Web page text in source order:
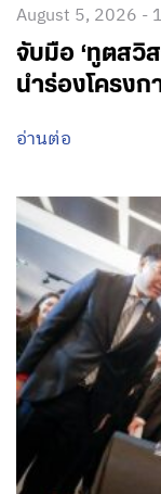
August 5, 2026 -
จับมือ ‘ทูตสวิ
นำร่องโครง
อ่านต่อ